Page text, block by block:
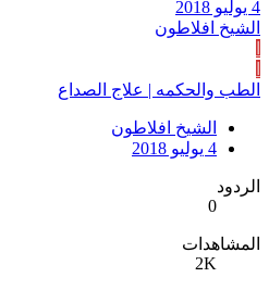
4 يوليو 2018
الشيخ افلاطون
الطب والحكمه | علاج الصداع
الشيخ افلاطون
4 يوليو 2018
الردود
0
المشاهدات
2K